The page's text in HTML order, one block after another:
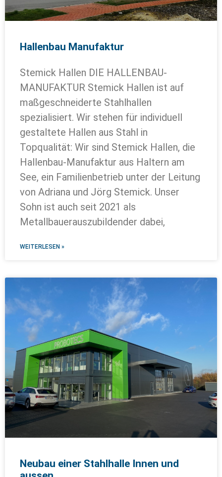
Hallenbau Manufaktur
Stemick Hallen DIE HALLENBAU-
MANUFAKTUR Stemick Hallen ist auf
maßgeschneiderte Stahlhallen
spezialisiert. Wir stehen für individuell
gestaltete Hallen aus Stahl in
Topqualität: Wir sind Stemick Hallen, die
Hallenbau-Manufaktur aus Haltern am
See, ein Familienbetrieb unter der Leitung
von Adriana und Jörg Stemick. Unser
Sohn ist auch seit 2021 als
Metallbauerauszubildender dabei,
WEITERLESEN »
Neubau einer Stahlhalle Innen und